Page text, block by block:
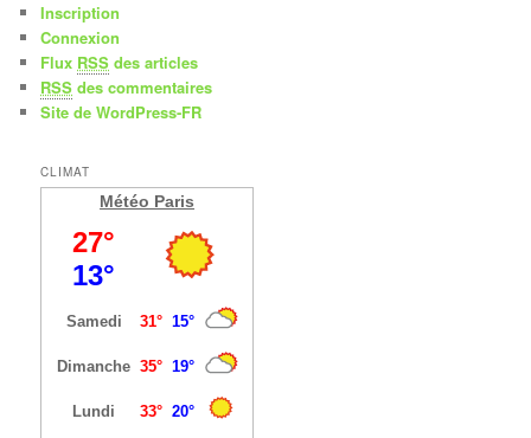
Inscription
Connexion
Flux RSS des articles
RSS des commentaires
Site de WordPress-FR
CLIMAT
Météo Paris